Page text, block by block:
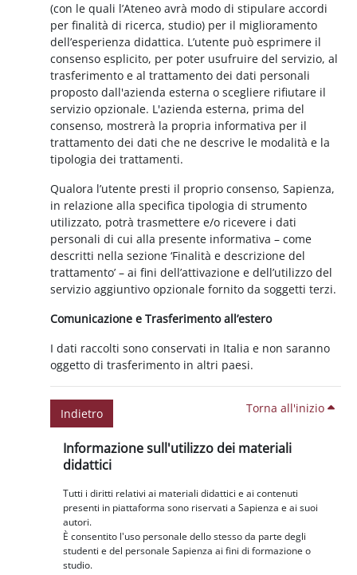
(con le quali l’Ateneo avrà modo di stipulare accordi
per finalità di ricerca, studio) per il miglioramento
dell’esperienza didattica. L’utente può esprimere il
consenso esplicito, per poter usufruire del servizio, al
trasferimento e al trattamento dei dati personali
proposto dall'azienda esterna o scegliere rifiutare il
servizio opzionale. L'azienda esterna, prima del
consenso, mostrerà la propria informativa per il
trattamento dei dati che ne descrive le modalità e la
tipologia dei trattamenti.
Qualora l’utente presti il proprio consenso, Sapienza,
in relazione alla specifica tipologia di strumento
utilizzato, potrà trasmettere e/o ricevere i dati
personali di cui alla presente informativa – come
descritti nella sezione ‘Finalità e descrizione del
trattamento’ – ai fini dell’attivazione e dell’utilizzo del
servizio aggiuntivo opzionale fornito da soggetti terzi.
Comunicazione e Trasferimento all’estero
I dati raccolti sono conservati in Italia e non saranno
oggetto di trasferimento in altri paesi.
Indietro Torna all'inizio
Blocchi
Informazione sull'utilizzo dei materiali
didattici
Tutti i diritti relativi ai materiali didattici e ai contenuti
presenti in piattaforma sono riservati a Sapienza e ai suoi
autori.
È consentito l'uso personale dello stesso da parte degli
studenti e del personale Sapienza ai fini di formazione o
studio.